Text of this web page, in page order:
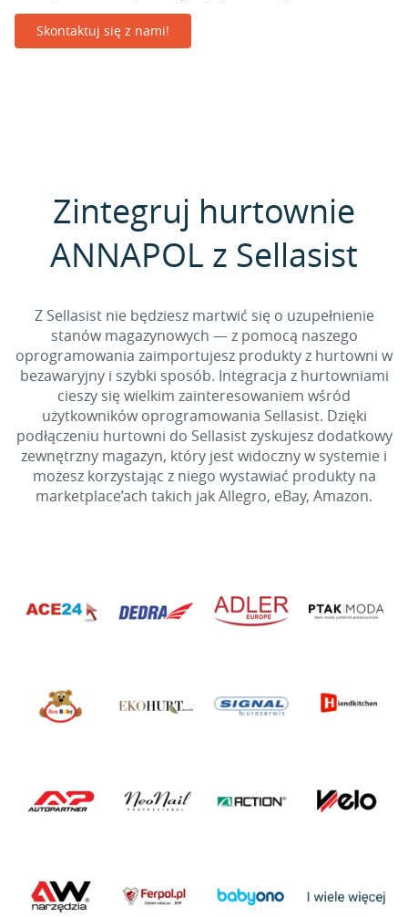
Skontaktuj się z nami!
Zintegruj hurtownie
ANNAPOL z Sellasist
Z Sellasist nie będziesz martwić się o uzupełnienie
stanów magazynowych — z pomocą naszego
oprogramowania zaimportujesz produkty z hurtowni w
bezawaryjny i szybki sposób. Integracja z hurtowniami
cieszy się wielkim zainteresowaniem wśród
użytkowników oprogramowania Sellasist. Dzięki
podłączeniu hurtowni do Sellasist zyskujesz dodatkowy
zewnętrzny magazyn, który jest widoczny w systemie i
możesz korzystając z niego wystawiać produkty na
marketplace’ach takich jak Allegro, eBay, Amazon.